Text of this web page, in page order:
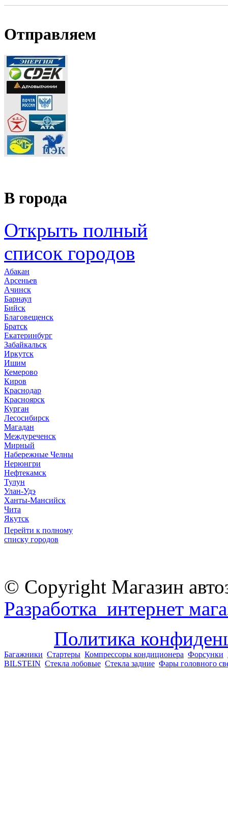
Отправляем
В города
Открыть полный
список городов
Абакан
Арсеньев
Ачинск
Барнаул
Бийск
Благовещенск
Братск
Екатеринбург
Забайкальск
Иркутск
Ишим
Кемерово
Киров
Краснодар
Красноярск
Курган
Лесосибирск
Магадан
Междуреченск
Мирный
Набережные Челны
Нерюнгри
Нефтекамск
Тулун
Улан-Удэ
Ханты-Мансийск
Чита
Якутск
Перейти к полному
списку городов
© Copyright Магазин
Разработка интернет
Политика
Багажники Стартеры Компрессоры кондиционера Форсунки
BILSTEIN Стекла лобовые Стекла задние Фары головного